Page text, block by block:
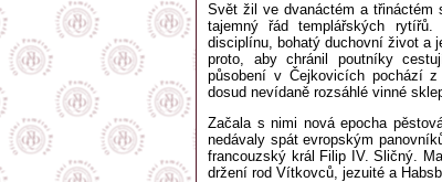
Svět žil ve dvanáctém a třináctém
tajemný řád templářských
disciplínu, bohatý duchovní život a
proto, aby chránil poutníky
působení v Čejkovicích pochází
dosud nevídaně rozsáhlé vinné
Začala s nimi nová epocha
nedávaly spát evropským
francouzský král Filip IV. Sličný.
držení rod Vítkovců, jezuité a